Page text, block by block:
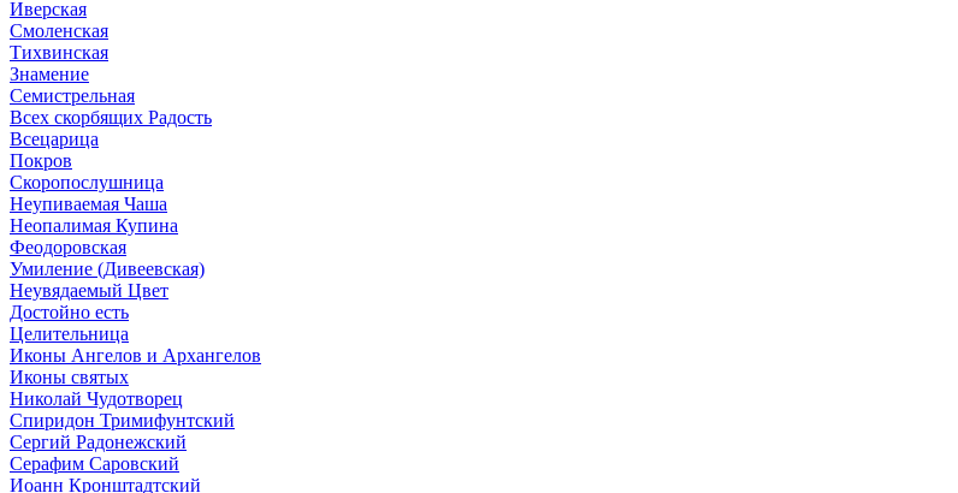
Иверская
Смоленская
Тихвинская
Знамение
Семистрельная
Всех скорбящих Радость
Всецарица
Покров
Скоропослушница
Неупиваемая Чаша
Неопалимая Купина
Феодоровская
Умиление (Дивеевская)
Неувядаемый Цвет
Достойно есть
Целительница
Иконы Ангелов и Архангелов
Иконы святых
Николай Чудотворец
Спиридон Тримифунтский
Сергий Радонежский
Серафим Саровский
Иоанн Кронштадтский